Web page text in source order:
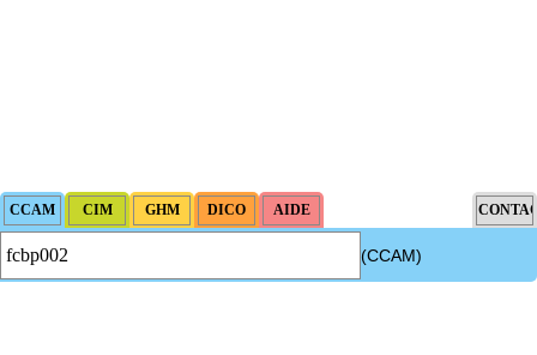
(CCAM)